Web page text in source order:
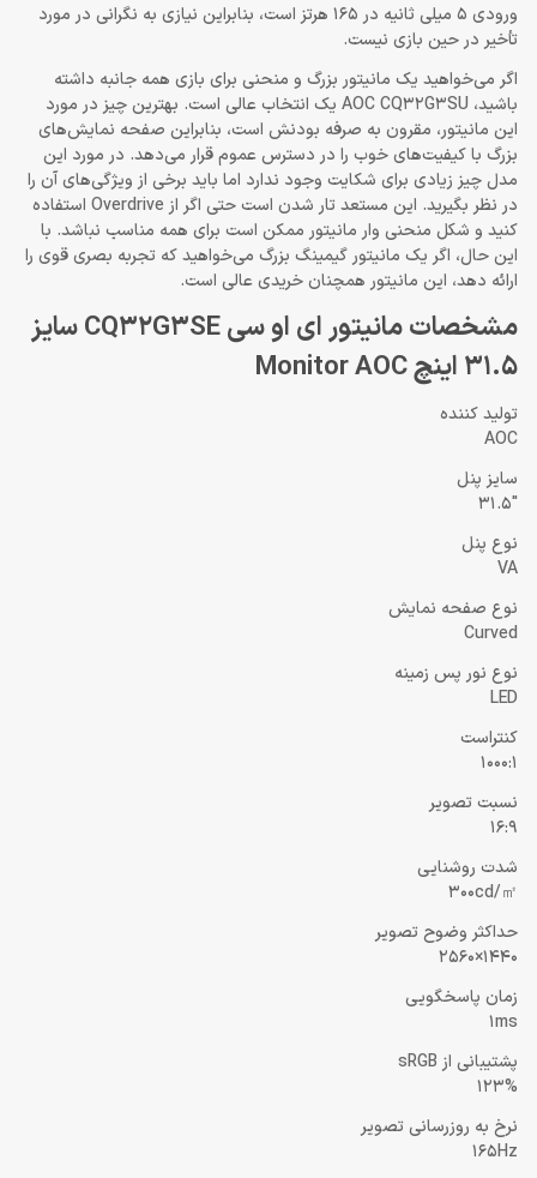
ورودی 5 میلی ثانیه در 165 هرتز است، بنابراین نیازی به نگرانی در مورد
تأخیر در حین بازی نیست.
اگر می‌خواهید یک مانیتور بزرگ و منحنی برای بازی همه جانبه داشته
باشید، AOC CQ32G3SU یک انتخاب عالی است. بهترین چیز در مورد
این مانیتور، مقرون به صرفه بودنش است، بنابراین صفحه نمایش‌های
بزرگ با کیفیت‌های خوب را در دسترس عموم قرار می‌دهد. در مورد این
مدل چیز زیادی برای شکایت وجود ندارد اما باید برخی از ویژگی‌های آن را
در نظر بگیرید. این مستعد تار شدن است حتی اگر از Overdrive استفاده
کنید و شکل منحنی وار مانیتور ممکن است برای همه مناسب نباشد. با
این حال، اگر یک مانیتور گیمینگ بزرگ می‌خواهید که تجربه بصری قوی را
ارائه دهد، این مانیتور همچنان خریدی عالی است.
مشخصات مانیتور ای او سی CQ32G3SE سایز
31.5 اینچ Monitor AOC
تولید کننده
AOC
سایز پنل
31.5″
نوع پنل
VA
نوع صفحه نمایش
Curved
نوع نور پس زمینه
LED
کنتراست
1000:1
نسبت تصویر
16:9
شدت روشنایی
300cd/㎡
حداکثر وضوح تصویر
1440×2560
زمان پاسخگویی
1ms
پشتیبانی از sRGB
123%
نرخ به روزرسانی تصویر
165Hz